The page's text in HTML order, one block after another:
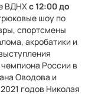
ВДНХс 12:00 до
шоу по
спортсмены
акробатики и
России в
Оводова и
годов Николая